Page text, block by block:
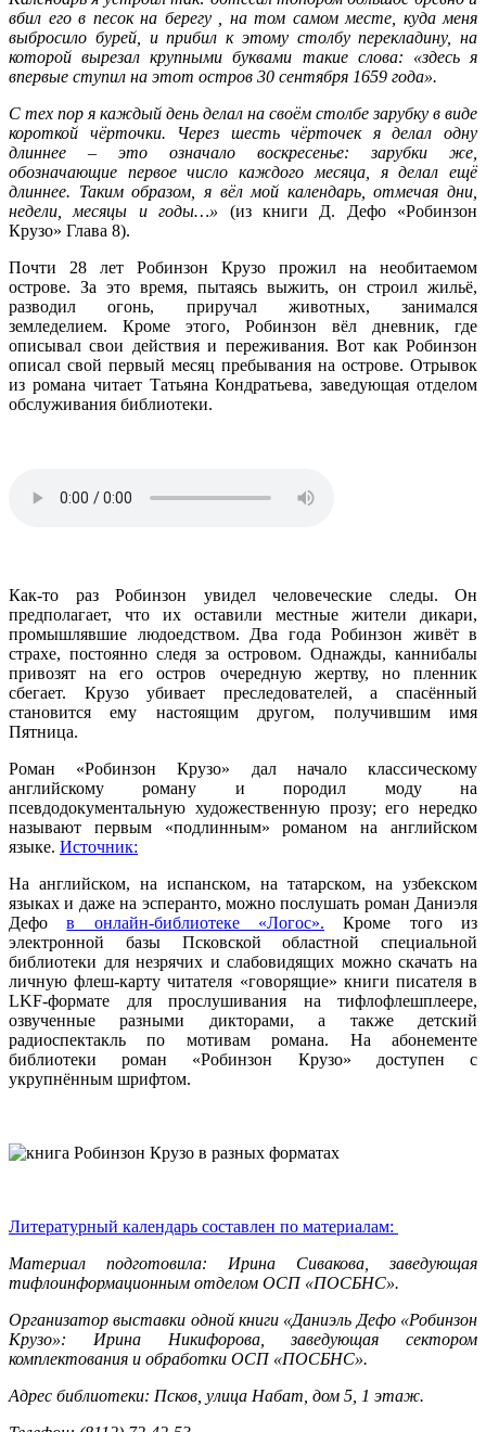
вбил его в песок на берегу , на том самом месте, куда меня
выбросило бурей, и прибил к этому столбу перекладину, на
которой вырезал крупными буквами такие слова: «здесь я
впервые ступил на этот остров 30 сентября 1659 года».
С тех пор я каждый день делал на своём столбе зарубку в виде
короткой чёрточки. Через шесть чёрточек я делал одну
длиннее – это означало воскресенье: зарубки же,
обозначающие первое число каждого месяца, я делал ещё
длиннее. Таким образом, я вёл мой календарь, отмечая дни,
недели, месяцы и годы…» (из книги Д. Дефо «Робинзон
Крузо» Глава 8).
Почти 28 лет Робинзон Крузо прожил на необитаемом
острове. За это время, пытаясь выжить, он строил жильё,
разводил огонь, приручал животных, занимался
земледелием. Кроме этого, Робинзон вёл дневник, где
описывал свои действия и переживания. Вот как Робинзон
описал свой первый месяц пребывания на острове. Отрывок
из романа читает Татьяна Кондратьева, заведующая отделом
обслуживания библиотеки.
Как-то раз Робинзон увидел человеческие следы. Он
предполагает, что их оставили местные жители дикари,
промышлявшие людоедством. Два года Робинзон живёт в
страхе, постоянно следя за островом. Однажды, каннибалы
привозят на его остров очередную жертву, но пленник
сбегает. Крузо убивает преследователей, а спасённый
становится ему настоящим другом, получившим имя
Пятница.
Роман «Робинзон Крузо» дал начало классическому
английскому роману и породил моду на
псевдодокументальную художественную прозу; его нередко
называют первым «подлинным» романом на английском
языке. Источник:
На английском, на испанском, на татарском, на узбекском
языках и даже на эсперанто, можно послушать роман Даниэля
Дефов онлайн-библиотеке «Логос». Кроме того из
электронной базы Псковской областной специальной
библиотеки для незрячих и слабовидящих можно скачать на
личную флеш-карту читателя «говорящие» книги писателя в
LKF-формате для прослушивания на тифлофлешплеере,
озвученные разными дикторами, а также детский
радиоспектакль по мотивам романа. На абонементе
библиотеки роман «Робинзон Крузо» доступен с
укрупнённым шрифтом.
Литературный календарь составлен по материалам:
Материал подготовила: Ирина Сивакова, заведующая
тифлоинформационным отделом ОСП «ПОСБНС».
Организатор выставки одной книги «Даниэль Дефо «Робинзон
Крузо»: Ирина Никифорова, заведующая сектором
комплектования и обработки ОСП «ПОСБНС».
Адрес библиотеки: Псков, улица Набат, дом 5, 1 этаж.